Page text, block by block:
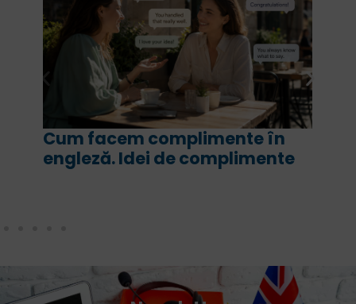
facem complimente în
Idei de complimente